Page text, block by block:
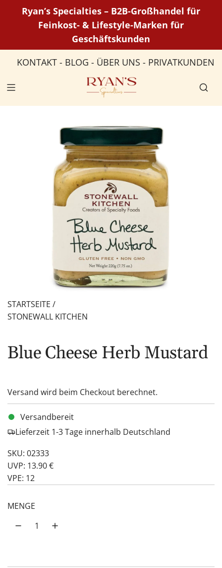
t
Ryan’s Specialties – B2B-Großhandel für
Feinkost- & Lifestyle-Marken für
Geschäftskunden
KONTAKT - BLOG - ÜBER UNS - PRIVATKUNDEN
STARTSEITE /
STONEWALL KITCHEN
Blue Cheese Herb Mustard
Versand wird beim Checkout berechnet.
Versandbereit
Lieferzeit 1-3 Tage innerhalb Deutschland
SKU: 02333
UVP: 13.90 €
VPE: 12
MENGE